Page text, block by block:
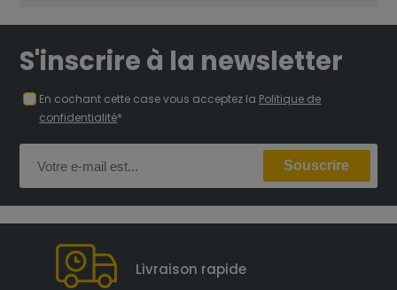
S'inscrire à la newsletter
En cochant cette case vous acceptez la Politique de
confidentialité*
Livraison rapide